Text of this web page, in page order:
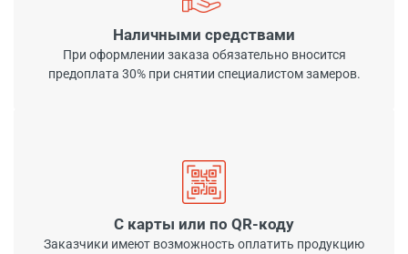
Наличными средствами
При оформлении заказа обязательно вносится
предоплата 30% при снятии специалистом замеров.
С карты или по QR-коду
Заказчики имеют возможность оплатить продукцию